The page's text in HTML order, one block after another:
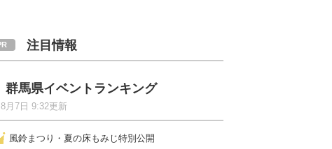
注目情報
群馬県イベントランキング
8月7日 9:32更新
風鈴まつり・夏の床もみじ特別公開